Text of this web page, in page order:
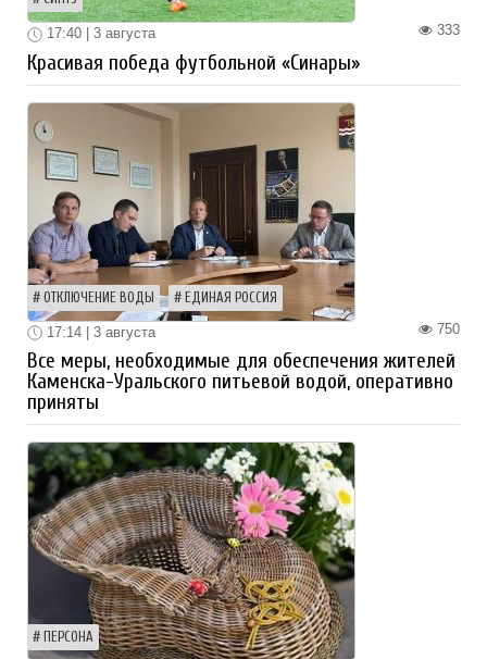
333
17:40 | 3 августа
Красивая победа футбольной «Синары»
ОТКЛЮЧЕНИЕ ВОДЫ ЕДИНАЯ РОССИЯ
750
17:14 | 3 августа
Все меры, необходимые для обеспечения жителей
Каменска-Уральского питьевой водой, оперативно
приняты
ПЕРСОНА